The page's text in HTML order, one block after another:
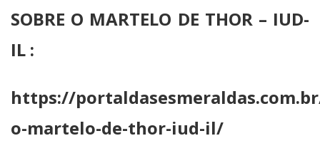
SOBRE O MARTELO DE THOR – IUD-
IL :
https://
o-martelo-de-thor-iud-il/